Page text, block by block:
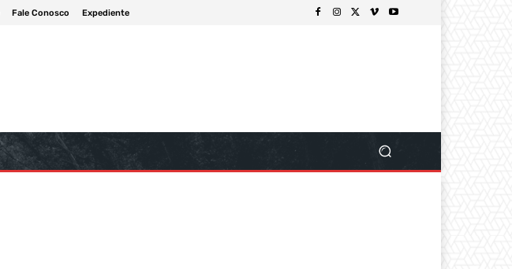
Fale Conosco Expediente